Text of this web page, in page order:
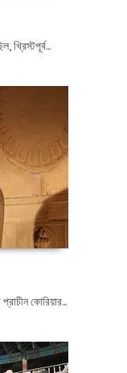
খ্রিস্টপূর্ব...
কোরিয়ার...